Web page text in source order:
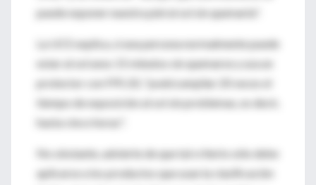
puede exponer nuestra piel al sol sin quemarla".
La UCE explica, si una persona normalmente puede
estar al sol unos 15 minutos sin quemarse y usa un
protector con FPS 20, "podrá ampliar 20 veces el
tiempo de exposición al sol sin problemas, es decir,
hasta cinco horas".
No obstante, advierte de que tal criterio sólo debe
aplicarse a los productos que usan la clasificación